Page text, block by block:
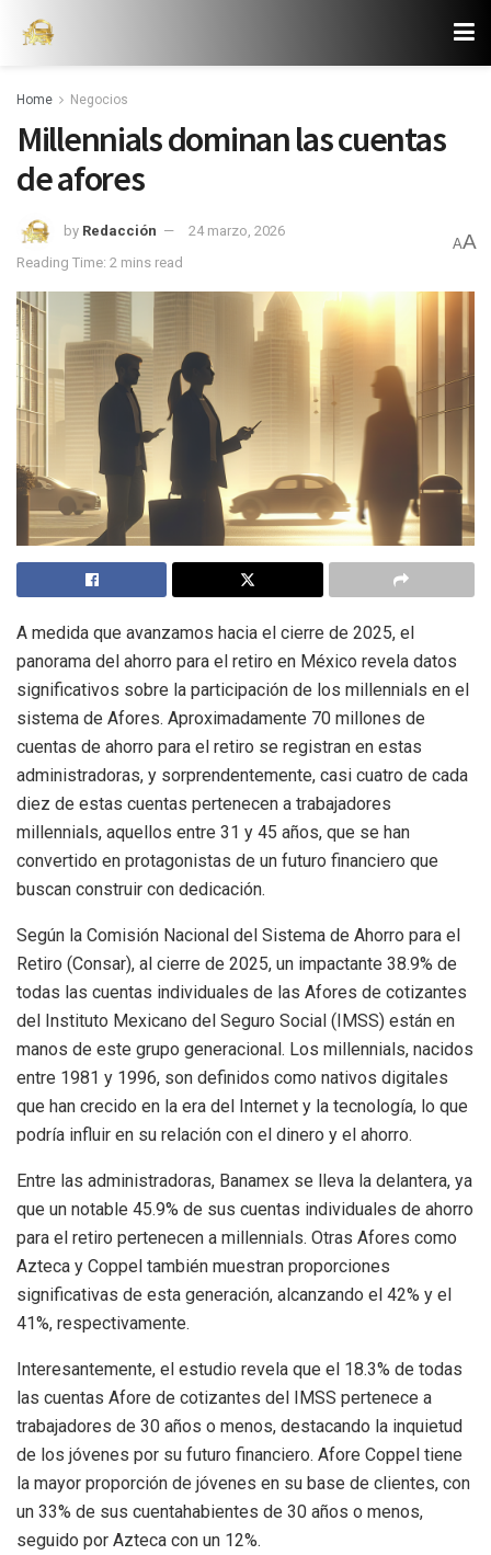
Home Negocios
Millennials dominan las cuentas
de afores
by Redacción
24 marzo, 2026
Reading Time: 2 mins read
AA
A medida que avanzamos hacia el cierre de 2025, el
panorama del ahorro para el retiro en México revela datos
significativos sobre la participación de los millennials en el
sistema de Afores. Aproximadamente 70 millones de
cuentas de ahorro para el retiro se registran en estas
administradoras, y sorprendentemente, casi cuatro de cada
diez de estas cuentas pertenecen a trabajadores
millennials, aquellos entre 31 y 45 años, que se han
convertido en protagonistas de un futuro financiero que
buscan construir con dedicación.
Según la Comisión Nacional del Sistema de Ahorro para el
Retiro (Consar), al cierre de 2025, un impactante 38.9% de
todas las cuentas individuales de las Afores de cotizantes
del Instituto Mexicano del Seguro Social (IMSS) están en
manos de este grupo generacional. Los millennials, nacidos
entre 1981 y 1996, son definidos como nativos digitales
que han crecido en la era del Internet y la tecnología, lo que
podría influir en su relación con el dinero y el ahorro.
Entre las administradoras, Banamex se lleva la delantera, ya
que un notable 45.9% de sus cuentas individuales de ahorro
para el retiro pertenecen a millennials. Otras Afores como
Azteca y Coppel también muestran proporciones
significativas de esta generación, alcanzando el 42% y el
41%, respectivamente.
Interesantemente, el estudio revela que el 18.3% de todas
las cuentas Afore de cotizantes del IMSS pertenece a
trabajadores de 30 años o menos, destacando la inquietud
de los jóvenes por su futuro financiero. Afore Coppel tiene
la mayor proporción de jóvenes en su base de clientes, con
un 33% de sus cuentahabientes de 30 años o menos,
seguido por Azteca con un 12%.